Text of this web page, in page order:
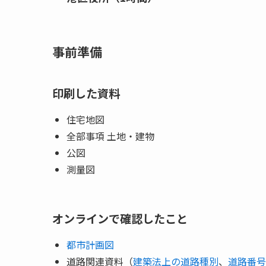
事前準備
印刷した資料
住宅地図
全部事項 土地・建物
公図
測量図
オンラインで確認したこと
都市計画図
道路関連資料（建築法上の道路種別、 道路番